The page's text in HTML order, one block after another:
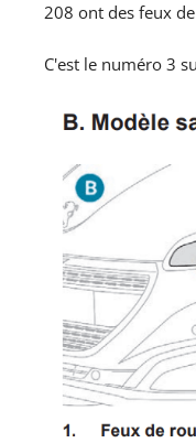
208 ont des feux
C'est le numéro 3